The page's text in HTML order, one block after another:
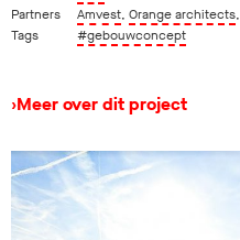
Partners
Amvest, Orange architects,
Tags
#gebouwconcept
›Meer over dit project